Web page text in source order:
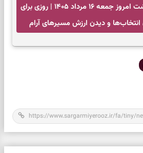
فال سرنوشت امروز جمعه ۱۶ مرداد ۱۴۰۵ | روزی برای
و دیدن ارزش مسیرهای آرام